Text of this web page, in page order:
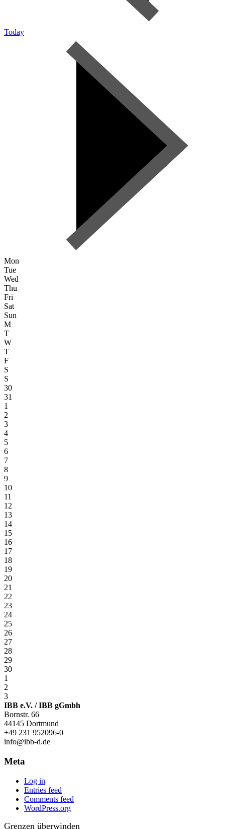
Today
Mon
Tue
Wed
Thu
Fri
Sat
Sun
M
T
W
T
F
S
S
30
31
1
2
3
4
5
6
7
8
9
10
11
12
13
14
15
16
17
18
19
20
21
22
23
24
25
26
27
28
29
30
1
2
3
IBB e.V. / IBB gGmbh
Bornstr. 66
44145 Dortmund
+49 231 952096-0
info@ibb-d.de
Meta
Log in
Entries feed
Comments feed
WordPress.org
Grenzen überwinden